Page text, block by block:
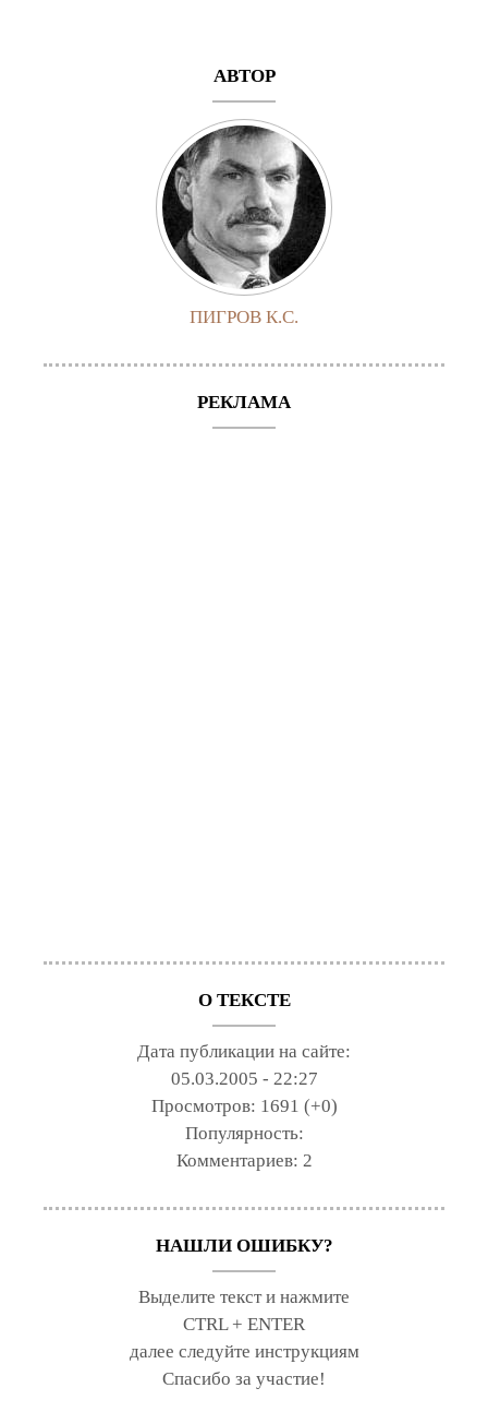
АВТОР
ПИГРОВ К.С.
РЕКЛАМА
О ТЕКСТЕ
Дата публикации на сайте:
05.03.2005 - 22:27
Просмотров: 1691 (+0)
Популярность:
Комментариев: 2
НАШЛИ ОШИБКУ?
Выделите текст и нажмите
CTRL + ENTER
далее следуйте инструкциям
Спасибо за участие!